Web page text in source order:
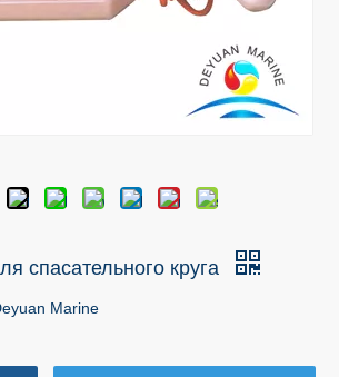
спасательного круга
Marine